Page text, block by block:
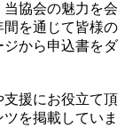
当協会の魅力を会
間を通じて皆様の
ジから申込書をダ
支援にお役立て頂
を掲載していま